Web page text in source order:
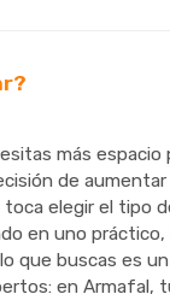
más espacio
de aumentar
elegir el tipo
en uno
que buscas es un
en Armafal,